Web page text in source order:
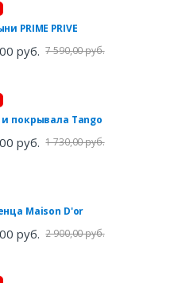
PRIME PRIVE
руб. 7 590,00 руб.
покрывала Tango
руб. 1 730,00 руб.
Maison D'or
руб. 2 900,00 руб.